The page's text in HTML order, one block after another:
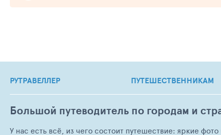
РУТРАВЕЛЛЕР ПУТЕШЕСТВЕННИКАМ
Большой путеводитель по городам и
У нас есть всё, из чего состоит путешествие: яркие